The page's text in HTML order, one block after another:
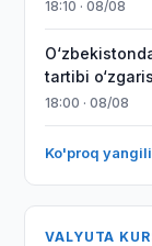
18:10 · 08/08
tartibi
18:00 · 08/08
Ko'proq
VALYUTA